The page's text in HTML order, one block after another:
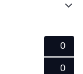
0
0